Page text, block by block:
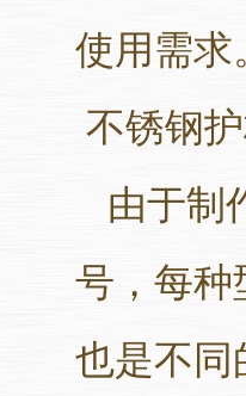
使用需求
不锈钢
由于制
号，每
也是不